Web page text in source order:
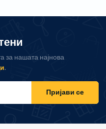
за нашата најнова
.
Пријави се